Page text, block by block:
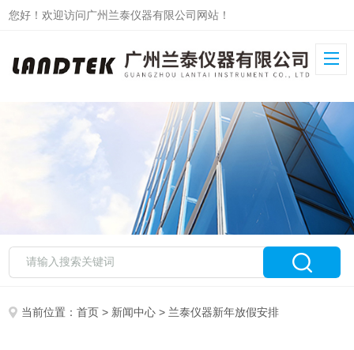
您好！欢迎访问广州兰泰仪器有限公司网站！
当前位置：首页 > 新闻中心 > 兰泰仪器新年放假安排